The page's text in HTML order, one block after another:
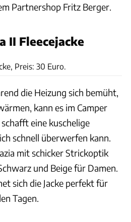
Partnershop Fritz Berger.
II Fleecejacke
Preis: 30 Euro.
die Heizung sich bemüht,
kann es im Camper
eine kuschelige
schnell überwerfen kann.
mit schicker Strickoptik
und Beige für Damen.
sich die Jacke perfekt für
Tagen.